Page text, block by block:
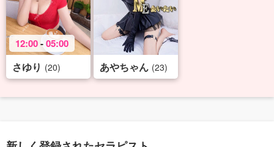
12:00-05:00
さゆり (20) あやちゃん (23)